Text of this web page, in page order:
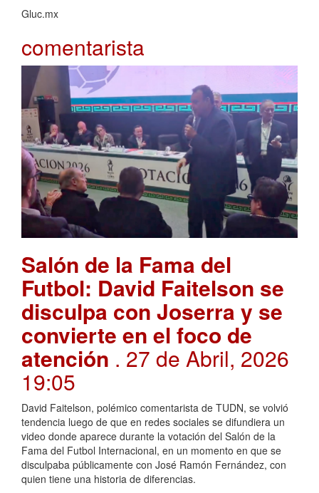
Gluc.mx
comentarista
Salón de la Fama del
Futbol: David Faitelson se
disculpa con Joserra y se
convierte en el foco de
atención . 27 de Abril, 2026
19:05
David Faitelson, polémico comentarista de TUDN, se volvió
tendencia luego de que en redes sociales se difundiera un
video donde aparece durante la votación del Salón de la
Fama del Futbol Internacional, en un momento en que se
disculpaba públicamente con José Ramón Fernández, con
quien tiene una historia de diferencias.